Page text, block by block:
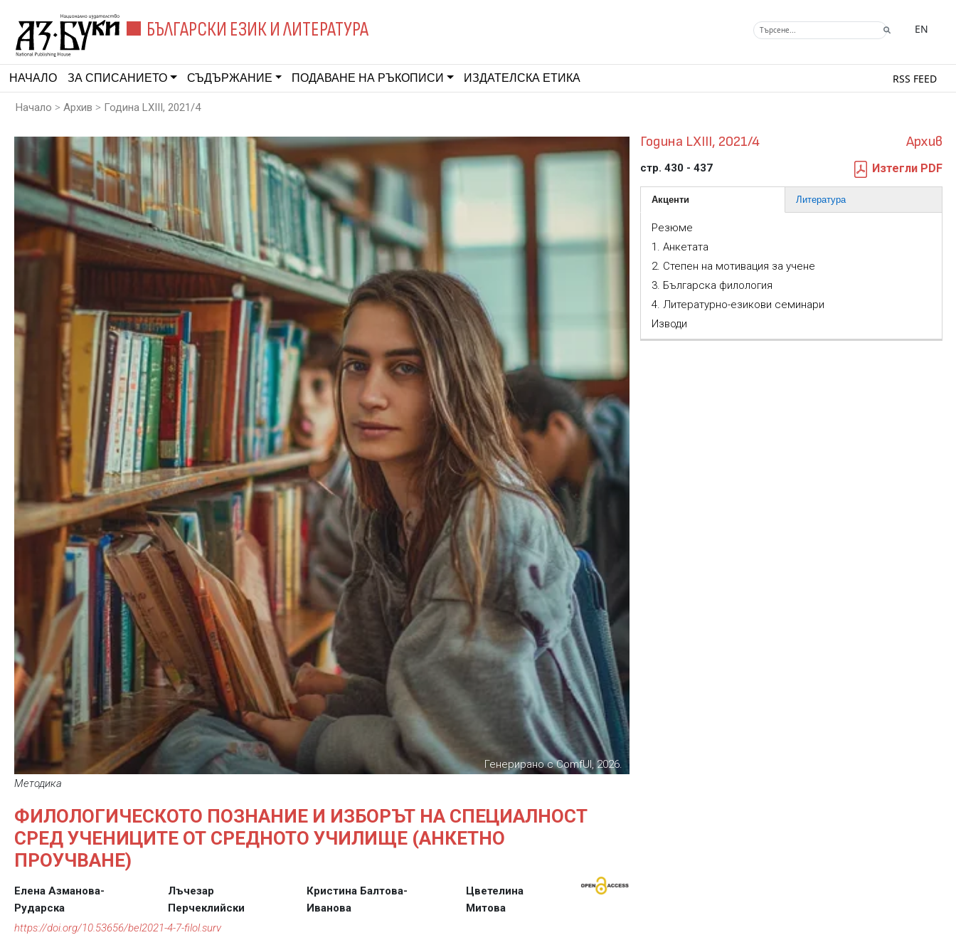
БЪЛГАРСКИ ЕЗИК И ЛИТЕРАТУРА EN
НАЧАЛО ЗА СПИСАНИЕТО СЪДЪРЖАНИЕ ПОДАВАНЕ НА РЪКОПИСИ ИЗДАТЕЛСКА ЕТИКА RSS FEED
Начало > Архив > Година LXIII, 2021/4
Генерирано с ComfUI, 2026.
Методика
ФИЛОЛОГИЧЕСКОТО ПОЗНАНИЕ И ИЗБОРЪТ НА СПЕЦИАЛНОСТ
СРЕД УЧЕНИЦИТЕ ОТ СРЕДНОТО УЧИЛИЩЕ (АНКЕТНО
ПРОУЧВАНЕ)
Елена Азманова-
Рударска
Лъчезар
Перчеклийски
Кристина Балтова-
Иванова
Цветелина
Митова
https://doi.org/10.53656/bel2021-4-7-filol.surv
Година LXIII, 2021/4 Архив
стр. 430 - 437 Изтегли PDF
Акценти Литература
Резюме
1. Анкетата
2. Степен на мотивация за учене
3. Българска филология
4. Литературно-езикови семинари
Изводи